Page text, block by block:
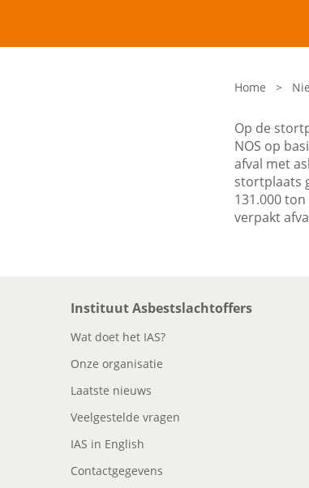
Home >
Op de
NOS op
afval met
stortplaats
131.000
verpakt
Instituut Asbestslachtoffers
Wat doet het IAS?
Onze organisatie
Laatste nieuws
Veelgestelde vragen
IAS in English
Contactgegevens